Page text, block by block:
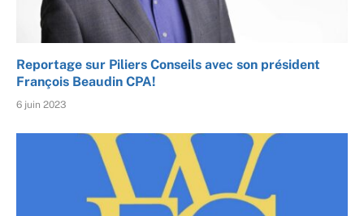
Reportage sur Piliers Conseils avec son président
François Beaudin CPA!
6 juin 2023